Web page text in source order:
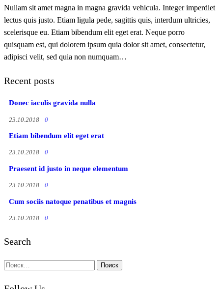
Nullam sit amet magna in magna gravida vehicula. Integer imperdiet
lectus quis justo. Etiam ligula pede, sagittis quis, interdum ultricies,
scelerisque eu. Etiam bibendum elit eget erat. Neque porro
quisquam est, qui dolorem ipsum quia dolor sit amet, consectetur,
adipisci velit, sed quia non numquam…
Recent posts
Donec iaculis gravida nulla
23.10.2018 0
Etiam bibendum elit eget erat
23.10.2018 0
Praesent id justo in neque elementum
23.10.2018 0
Cum sociis natoque penatibus et magnis
23.10.2018 0
Search
Найти: